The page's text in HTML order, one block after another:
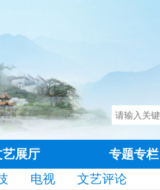
艺展厅
专题专栏
电视 文艺评论